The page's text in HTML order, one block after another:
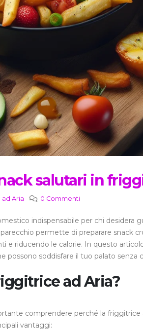
salutari in
Aria 0 Commenti
indispensabile per chi desidera
permette di preparare snack
e riducendo le calorie. In questo
possono soddisfare il tuo palato
ad Aria?
comprendere perché la friggitrice
vantaggi: